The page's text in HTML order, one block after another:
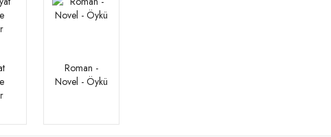
Roman -
Novel - Öykü